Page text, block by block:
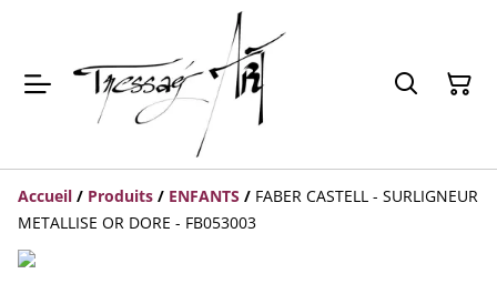
Accueil / Produits / ENFANTS / FABER CASTELL - SURLIGNEUR
METALLISE OR DORE - FB053003